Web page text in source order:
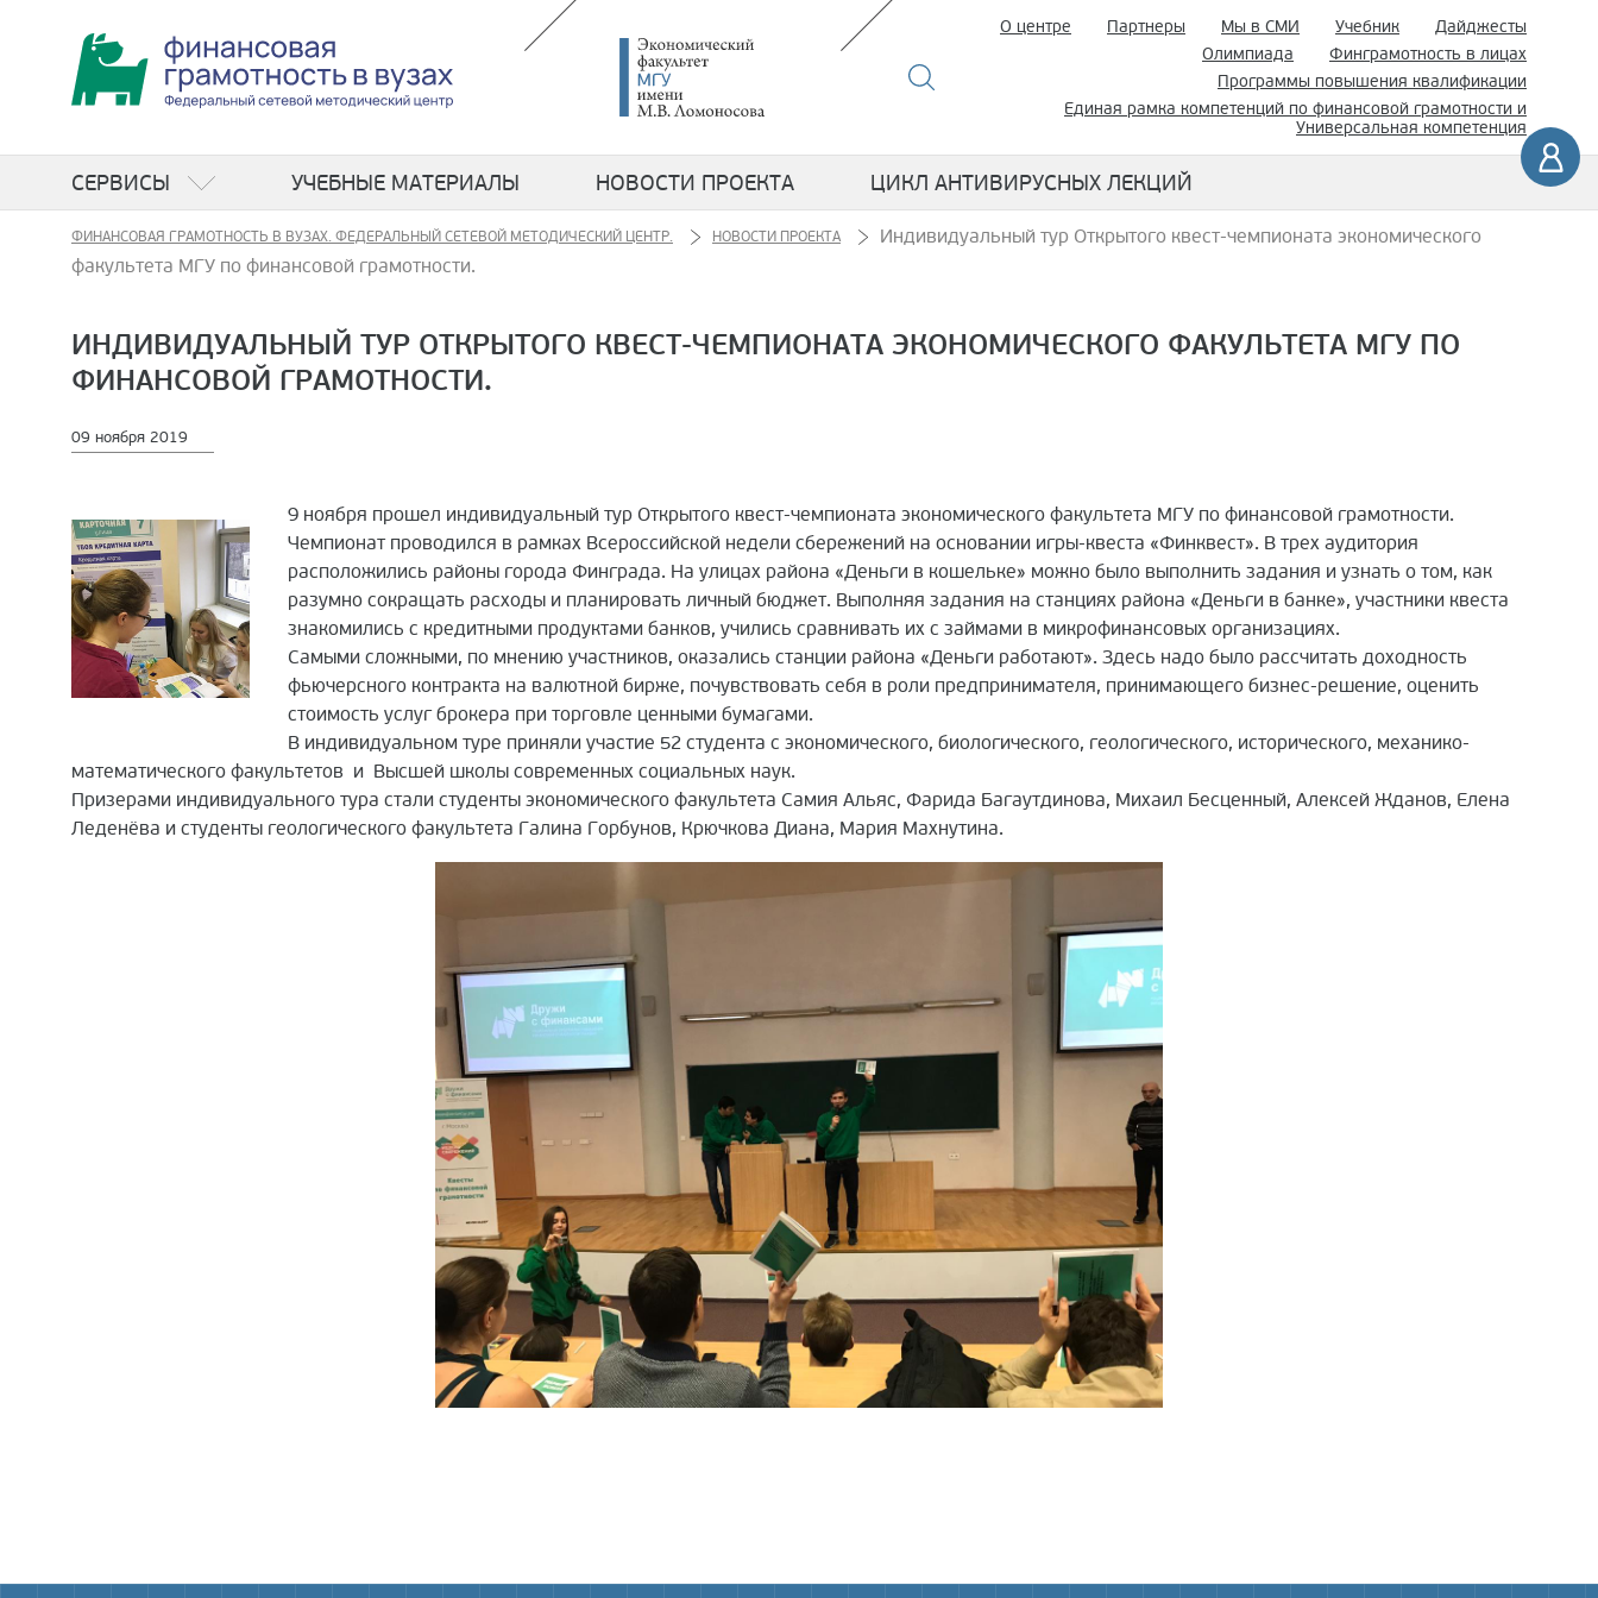
О центре Партнеры Мы в СМИ Учебник
Дайджесты
Олимпиада
Финграмотность в лицах
Программы повышения квалификации
Единая рамка компетенций по финансовой грамотности и
Универсальная компетенция
СЕРВИСЫ УЧЕБНЫЕ МАТЕРИАЛЫ НОВОСТИ ПРОЕКТА ЦИКЛ АНТИВИРУСНЫХ ЛЕКЦИЙ
ФИНАНСОВАЯ ГРАМОТНОСТЬ В ВУЗАХ. ФЕДЕРАЛЬНЫЙ СЕТЕВОЙ МЕТОДИЧЕСКИЙ ЦЕНТР. НОВОСТИ ПРОЕКТА
Индивидуальный тур Открытого квест-чемпионата экономического
факультета МГУ по финансовой грамотности.
ИНДИВИДУАЛЬНЫЙ ТУР ОТКРЫТОГО КВЕСТ-ЧЕМПИОНАТА ЭКОНОМИЧЕСКОГО ФАКУЛЬТЕТА МГУ ПО
ФИНАНСОВОЙ ГРАМОТНОСТИ.
09 ноября 2019
9 ноября прошел индивидуальный тур Открытого квест-чемпионата экономического факультета МГУ по финансовой грамотности.
Чемпионат проводился в рамках Всероссийской недели сбережений на основании игры-квеста «Финквест». В трех аудитория
расположились районы города Финграда. На улицах района «Деньги в кошельке» можно было выполнить задания и узнать о том, как
разумно сокращать расходы и планировать личный бюджет. Выполняя задания на станциях района «Деньги в банке», участники квеста
знакомились с кредитными продуктами банков, учились сравнивать их с займами в микрофинансовых организациях.
Самыми сложными, по мнению участников, оказались станции района «Деньги работают». Здесь надо было рассчитать доходность
фьючерсного контракта на валютной бирже, почувствовать себя в роли предпринимателя, принимающего бизнес-решение, оценить
стоимость услуг брокера при торговле ценными бумагами.
В индивидуальном туре приняли участие 52 студента с экономического, биологического, геологического, исторического, механико-
математического факультетов и Высшей школы современных социальных наук.
Призерами индивидуального тура стали студенты экономического факультета Самия Альяс, Фарида Багаутдинова, Михаил Бесценный, Алексей Жданов, Елена
Леденёва и студенты геологического факультета Галина Горбунов, Крючкова Диана, Мария Махнутина.